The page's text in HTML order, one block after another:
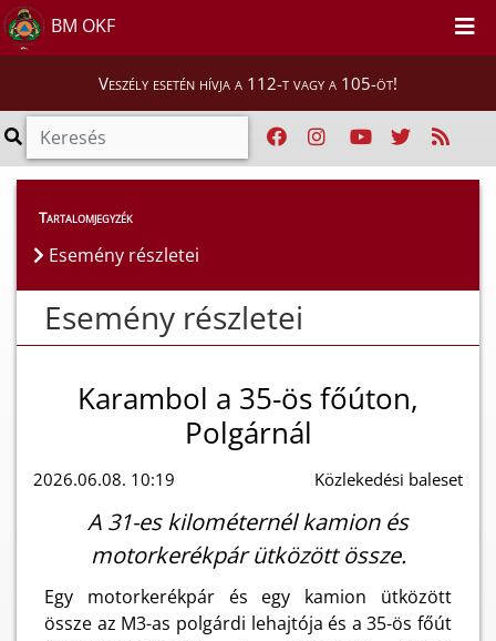
BM OKF
Veszély esetén hívja a 112-t vagy a 105-öt!
Esemény részletei
Tartalomjegyzék
Esemény részletei
Esemény részletei
Karambol a 35-ös főúton,
Polgárnál
2026.06.08. 10:19 Közlekedési baleset
A 31-es kilométernél kamion és
motorkerékpár ütközött össze.
Egy motorkerékpár és egy kamion ütközött
össze az M3-as polgárdi lehajtója és a 35-ös főút